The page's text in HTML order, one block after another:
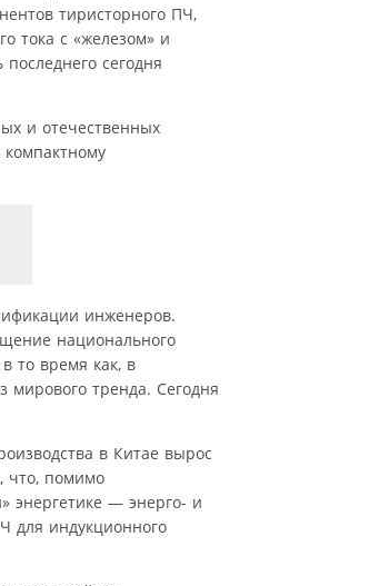
тиристорного ПЧ,
тока с «железом» и
сегодня
и отечественных
инженеров.
национального
то время как, в
мирового тренда. Сегодня
в Китае вырос
что, помимо
энергетике — энерго- и
для индукционного